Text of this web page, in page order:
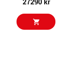
295 kr/set
27290 kr